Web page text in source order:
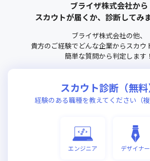
ブライザ株式会社から
スカウトが届くか、診断してみ
ブライザ株式会社の他、
貴方のご経験でどんな企業からスカウ
簡単な質問から判定します！
スカウト診断（無料
経験のある職種を教えてください（複
エンジニア デザイナー